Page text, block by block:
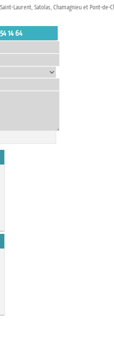
Laurent, Satolas, Chamagnieu et Pont-de-
14 64